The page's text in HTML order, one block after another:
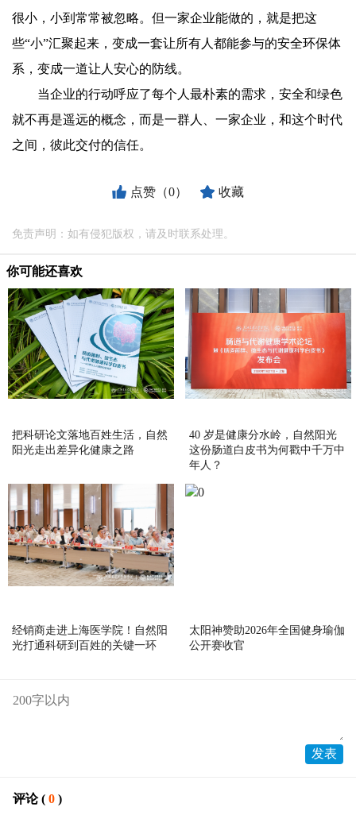
很小，小到常常被忽略。但一家企业能做的，就是把这
些“小”汇聚起来，变成一套让所有人都能参与的安全环保体
系，变成一道让人安心的防线。
当企业的行动呼应了每个人最朴素的需求，安全和绿色
就不再是遥远的概念，而是一群人、一家企业，和这个时代
之间，彼此交付的信任。
点赞（0） 收藏
免责声明：如有侵犯版权，请及时联系处理。
你可能还喜欢
把科研论文落地百姓生活，自然
阳光走出差异化健康之路
40 岁是健康分水岭，自然阳光
这份肠道白皮书为何戳中千万中
年人？
经销商走进上海医学院！自然阳
光打通科研到百姓的关键一环
太阳神赞助2026年全国健身瑜伽
公开赛收官
评论 ( 0 )